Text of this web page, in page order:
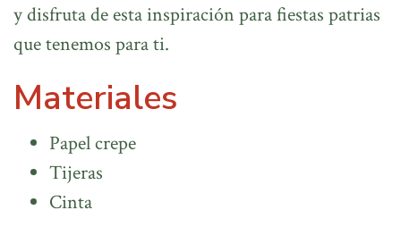
y disfruta de esta inspiración para fiestas patrias
que tenemos para ti.
Materiales
Papel crepe
Tijeras
Cinta